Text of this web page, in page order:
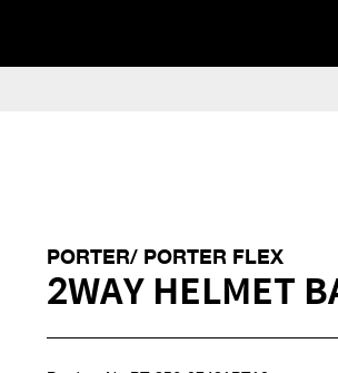
PORTER/ PORTER FLEX
2WAY HELMET